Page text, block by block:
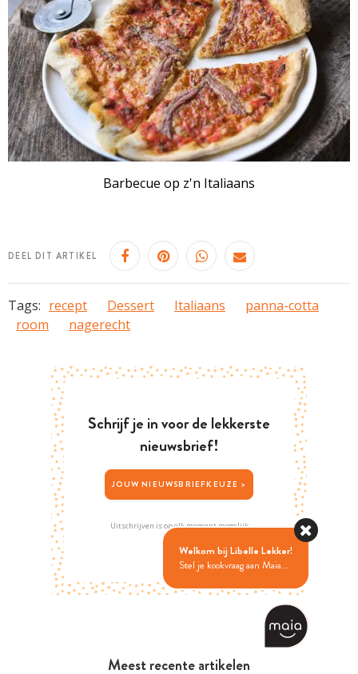
Meest recente artikelen
Barbecue op z'n Italiaans
DEEL DIT ARTIKEL
Tags: recept Dessert Italiaans
panna-cotta
room
nagerecht
Schrijf je in voor de lekkerste
nieuwsbrief!
JOUW NIEUWSBRIEFKEUZE >
Uitschrijven is op elk moment mogelijk
Privacybeleid
Welkom bij Libelle Lekker!
Stel je kookvraag aan Maia...